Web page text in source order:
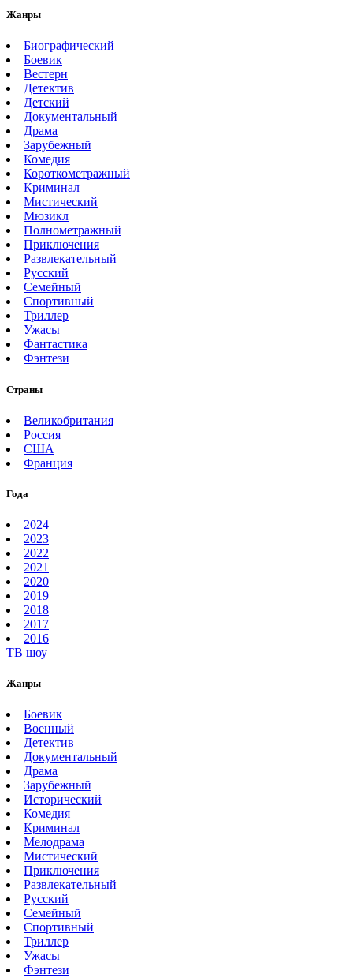
Жанры
Биографический
Боевик
Вестерн
Детектив
Детский
Документальный
Драма
Зарубежный
Комедия
Короткометражный
Криминал
Мистический
Мюзикл
Полнометражный
Приключения
Развлекательный
Русский
Семейный
Спортивный
Триллер
Ужасы
Фантастика
Фэнтези
Страны
Великобритания
Россия
США
Франция
Года
2024
2023
2022
2021
2020
2019
2018
2017
2016
ТВ шоу
Жанры
Боевик
Военный
Детектив
Документальный
Драма
Зарубежный
Исторический
Комедия
Криминал
Мелодрама
Мистический
Приключения
Развлекательный
Русский
Семейный
Спортивный
Триллер
Ужасы
Фэнтези